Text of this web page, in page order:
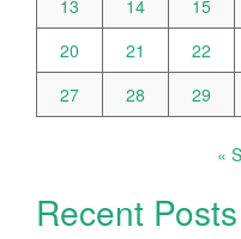
13
14 15
20
21 22
27
28 29
«
Recent Posts